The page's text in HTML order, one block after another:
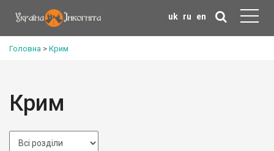
uk ru en
Головна > Крим
Крим